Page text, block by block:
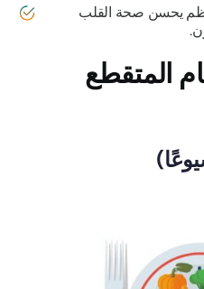
يحسن صحة القلب
المتقطع